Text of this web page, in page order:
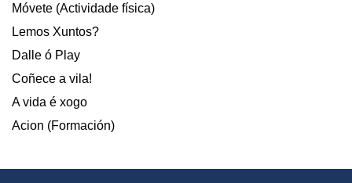
Móvete (Actividade física)
Lemos Xuntos?
Dalle ó Play
Coñece a vila!
A vida é xogo
Acion (Formación)